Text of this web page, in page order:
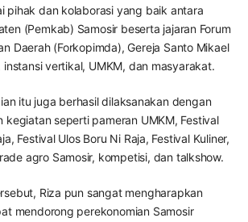
pihak dan kolaborasi yang baik antara
(Pemkab) Samosir beserta jajaran Forum
Daerah (Forkopimda), Gereja Santo Mikael
instansi vertikal, UMKM, dan masyarakat.
itu juga berhasil dilaksanakan dengan
kegiatan seperti pameran UMKM, Festival
Festival Ulos Boru Ni Raja, Festival Kuliner,
agro Samosir, kompetisi, dan talkshow.
Riza pun sangat mengharapkan
mendorong perekonomian Samosir